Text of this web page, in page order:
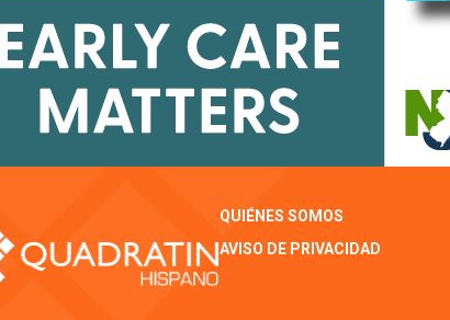
QUIÉNES SOMOS
AVISO DE PRIVACIDAD